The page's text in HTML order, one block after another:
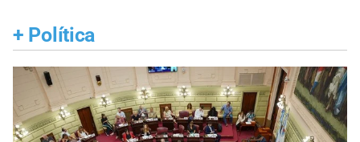
+ Política